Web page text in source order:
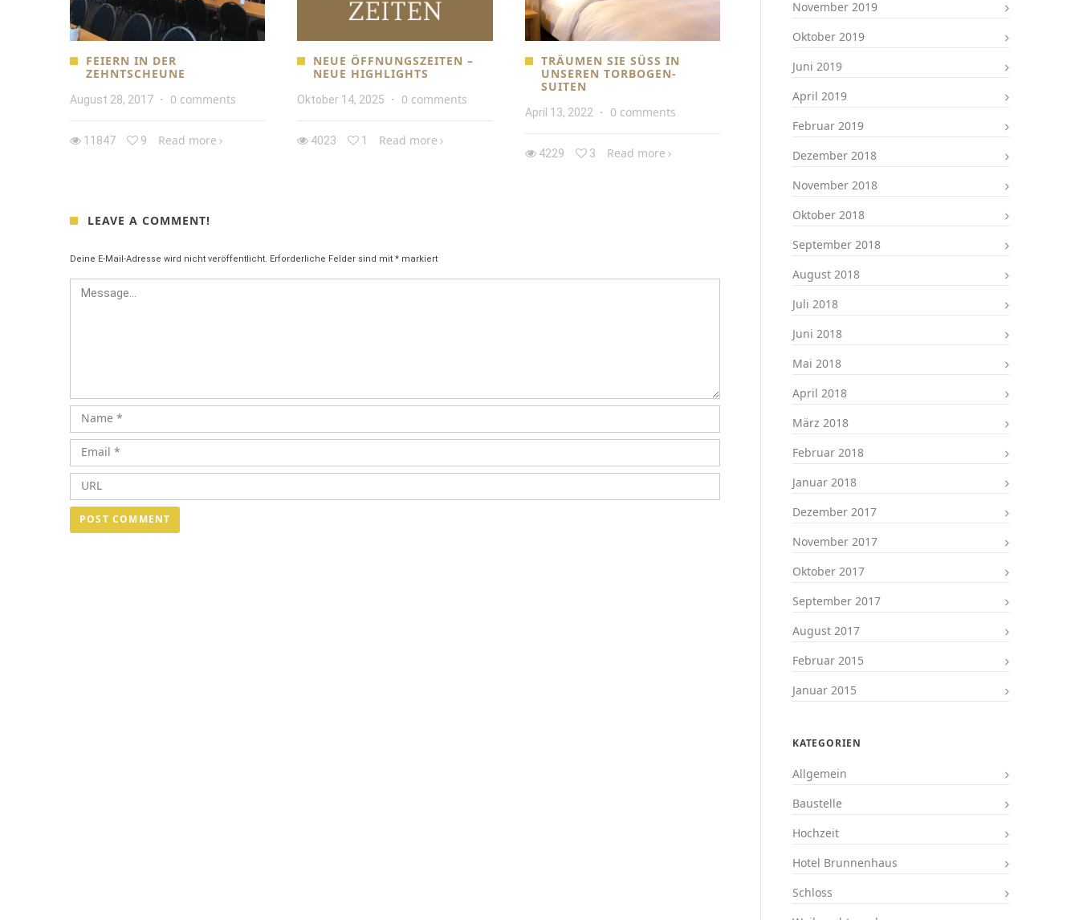
FEIERN IN DER
ZEHNTSCHEUNE
August 28, 2017 · 0 comments
11847 9 Read more
NEUE ÖFFNUNGSZEITEN –
NEUE HIGHLIGHTS
Oktober 14, 2025 · 0 comments
4023 1 Read more
TRÄUMEN SIE SÜSS IN U
NSEREN TORBOGEN-S
UITEN
April 13, 2022 · 0 comments
4229 3 Read more
LEAVE A COMMENT!
Deine E-Mail-Adresse wird nicht veröffentlicht. Erforderliche Felder sind mit * markiert
November 2019
Oktober 2019
Juni 2019
April 2019
Februar 2019
Dezember 2018
November 2018
Oktober 2018
September 2018
August 2018
Juli 2018
Juni 2018
Mai 2018
April 2018
März 2018
Februar 2018
Januar 2018
Dezember 2017
November 2017
Oktober 2017
September 2017
August 2017
Februar 2015
Januar 2015
KATEGORIEN
Allgemein
Baustelle
Hochzeit
Hotel Brunnenhaus
Schloss